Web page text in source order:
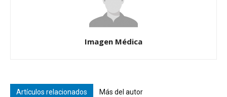
Imagen Médica
Artículos relacionados Más del autor